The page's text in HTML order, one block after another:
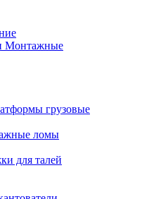
Монтажные
грузовые
ломы
для талей